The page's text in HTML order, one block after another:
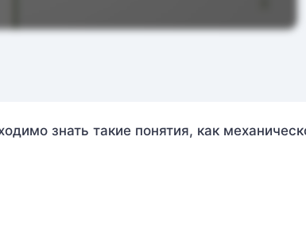
знать такие понятия, как